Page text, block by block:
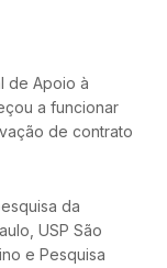
de Apoio à
a funcionar
de contrato
da
USP São
e Pesquisa